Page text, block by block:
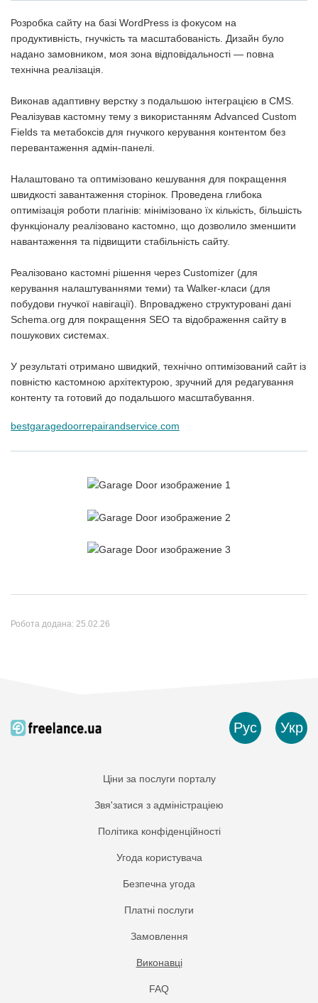
Розробка сайту на базі WordPress із фокусом на
продуктивність, гнучкість та масштабованість. Дизайн було
надано замовником, моя зона відповідальності — повна
технічна реалізація.
Виконав адаптивну верстку з подальшою інтеграцією в CMS.
Реалізував кастомну тему з використанням Advanced Custom
Fields та метабоксів для гнучкого керування контентом без
перевантаження адмін-панелі.
Налаштовано та оптимізовано кешування для покращення
швидкості завантаження сторінок. Проведена глибока
оптимізація роботи плагінів: мінімізовано їх кількість, більшість
функціоналу реалізовано кастомно, що дозволило зменшити
навантаження та підвищити стабільність сайту.
Реалізовано кастомні рішення через Customizer (для
керування налаштуваннями теми) та Walker-класи (для
побудови гнучкої навігації). Впроваджено структуровані дані
Schema.org для покращення SEO та відображення сайту в
пошукових системах.
У результаті отримано швидкий, технічно оптимізований сайт із
повністю кастомною архітектурою, зручний для редагування
контенту та готовий до подальшого масштабування.
bestgaragedoorrepairandservice.com
Робота додана: 25.02.26
Рус Укр
Ціни за послуги порталу
Звя'затися з адміністраціею
Політика конфіденційності
Угода користувача
Безпечна угода
Платнi послуги
Замовлення
Виконавці
FAQ